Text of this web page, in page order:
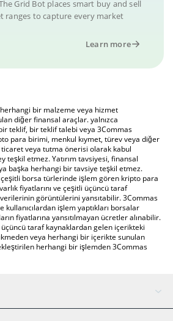
Grid Bot places smart buy and sell
ranges to capture every market
Learn more
bir malzeme veya hizmet
diğer finansal araçlar. yalnızca
teklif, bir teklif talebi veya 3Commas
para birimi, menkul kıymet, türev veya diğer
veya tutma önerisi olarak kabul
teşkil etmez. Yatırım tavsiyesi, finansal
başka herhangi bir tavsiye teşkil etmez.
borsa türlerinde işlem gören kripto para
fiyatlarını ve çeşitli üçüncü taraf
görüntülerini yansıtabilir. 3Commas
işlem yaptıkları borsalar
fiyatlarına yansıtılmayan ücretler alınabilir.
taraf kaynaklardan gelen içerikteki
veya herhangi bir içerikte sunulan
herhangi bir işlemden 3Commas